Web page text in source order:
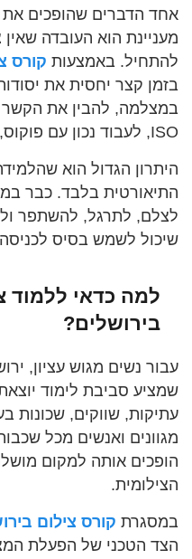
אחד הדברים שהופכים את
מעניינת הוא העובדה
להתחיל. באמצעות קורס
בזמן קצר יחסית את
במצלמה, להבין את הקשר
ISO, לעבוד נכון עם פוקוס, אור וקומפוזיציה.
היתרון הגדול הוא
התיאורטית בלבד. כבר
לצלם, לתרגל, להשתפר
שיכול לשמש בסיס
למה כדאי ללמוד
בירושלים?
עבור נשים מגוש עציון,
שמציע סביבת לימוד
עתיקות, שווקים, שכונות
מגוונים ואנשים מכל
הופכים אותה למקום
הצילומית.
במסגרת קורס צילום
הצד הטכני של הפעלת